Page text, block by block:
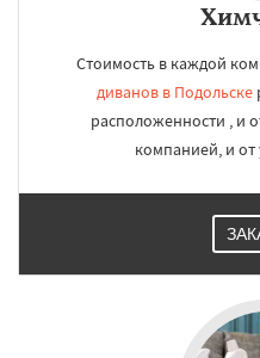
Стоимость в каждой
диванов в Подольске
расположенности , и
компанией, и